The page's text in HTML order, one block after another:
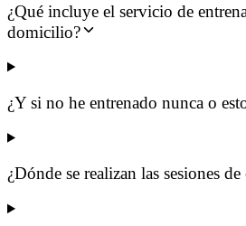
¿Qué incluye el servicio de
domicilio?
¿Y si no he entrenado nunca o
¿Dónde se realizan las sesiones